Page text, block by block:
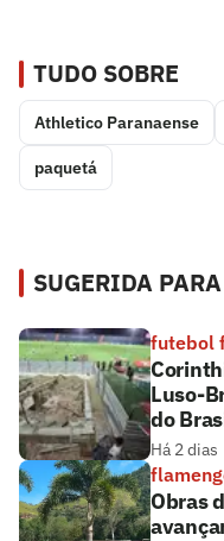
TUDO SOBRE
Athletico Paranaense
paquetá
SUGERIDA
futebol
Luso-
do
Há 2 dias
Obras